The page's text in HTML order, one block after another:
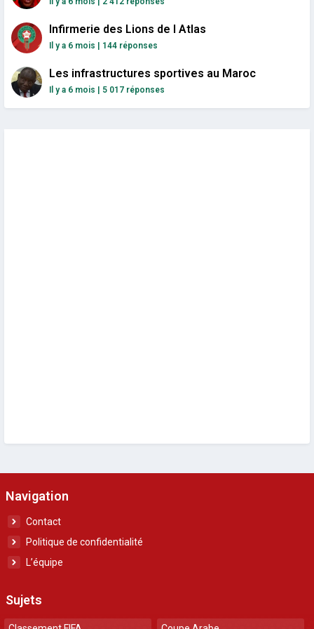
Infirmerie des Lions de l Atlas
Il y a 6 mois 144 réponses
Les infrastructures sportives au Maroc
Il y a 6 mois 5 017 réponses
Navigation
Contact
Politique de confidentialité
L’équipe
Sujets